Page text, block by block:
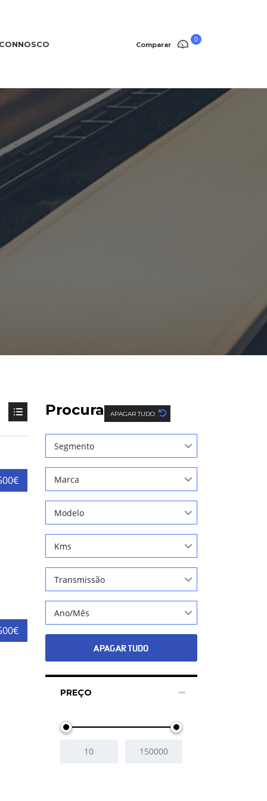
Comparar
0
Procura APAGAR TUDO
Segmento
Marca
Modelo
Kms
Transmissão
Ano/Mês
APAGAR TUDO
PREÇO